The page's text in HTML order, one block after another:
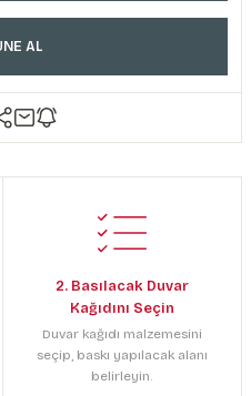
AL
2. Basılacak Duvar
Kağıdını Seçin
Duvar kağıdı malzemesini
seçip, baskı yapılacak alanı
belirleyin.